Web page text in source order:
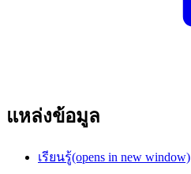
แหล่งข้อมูล
เรียนรู้(opens in new window)